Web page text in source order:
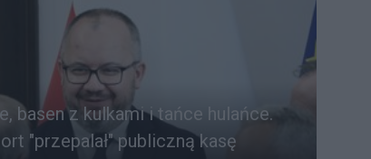
basen z kulkami i tańce hulańce.
"przepalał" publiczną kasę